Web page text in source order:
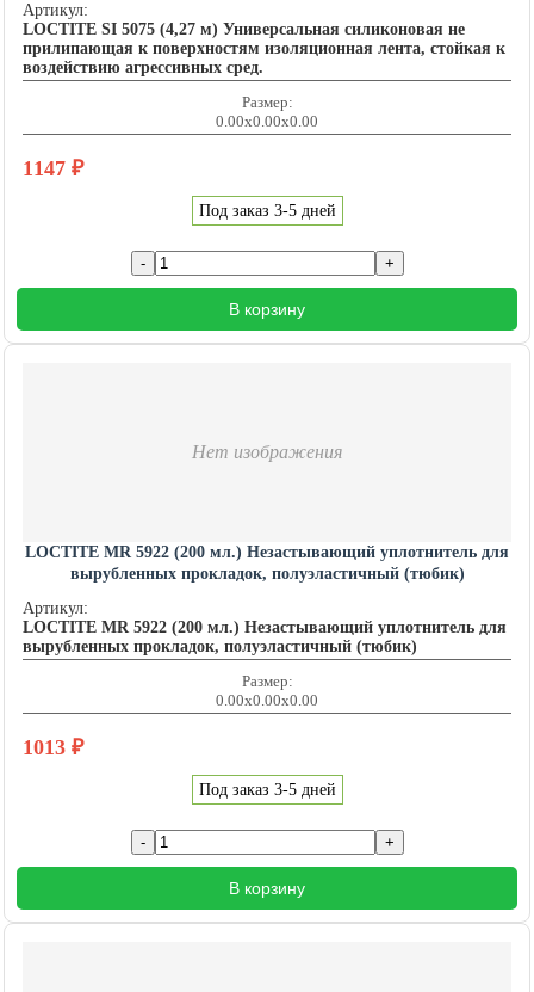
Артикул:
LOCTITE SI 5075 (4,27 м) Универсальная силиконовая не
прилипающая к поверхностям изоляционная лента, стойкая к
воздействию агрессивных сред.
Размер:
0.00x0.00x0.00
1147 ₽
Под заказ 3-5 дней
В корзину
Нет изображения
LOCTITE MR 5922 (200 мл.) Незастывающий уплотнитель для
вырубленных прокладок, полуэластичный (тюбик)
Артикул:
LOCTITE MR 5922 (200 мл.) Незастывающий уплотнитель для
вырубленных прокладок, полуэластичный (тюбик)
Размер:
0.00x0.00x0.00
1013 ₽
Под заказ 3-5 дней
В корзину